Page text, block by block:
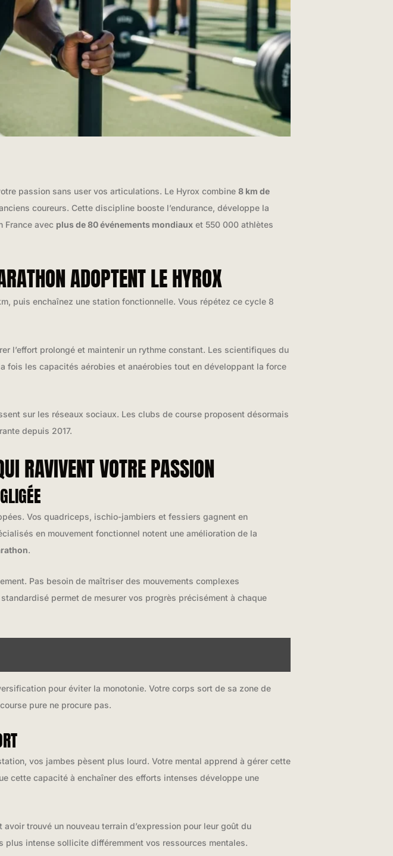
passion sans user vos articulations. Le Hyrox combine 8 km de
coureurs. Cette discipline booste l’endurance, développe la
France avec plus de 80 événements mondiaux et 550 000 athlètes
ADOPTENT LE HYROX
puis enchaînez une station fonctionnelle. Vous répétez ce cycle 8
l’effort prolongé et maintenir un rythme constant. Les scientifiques du
fois les capacités aérobies et anaérobies tout en développant la force
sur les réseaux sociaux. Les clubs de course proposent désormais
depuis 2017.
RAVIVENT VOTRE PASSION
Vos quadriceps, ischio-jambiers et fessiers gagnent en
en mouvement fonctionnel notent une amélioration de la
.
Pas besoin de maîtriser des mouvements complexes
permet de mesurer vos progrès précisément à chaque
pour éviter la monotonie. Votre corps sort de sa zone de
pure ne procure pas.
vos jambes pèsent plus lourd. Votre mental apprend à gérer cette
cette capacité à enchaîner des efforts intenses développe une
trouvé un nouveau terrain d’expression pour leur goût du
plus intense sollicite différemment vos ressources mentales.